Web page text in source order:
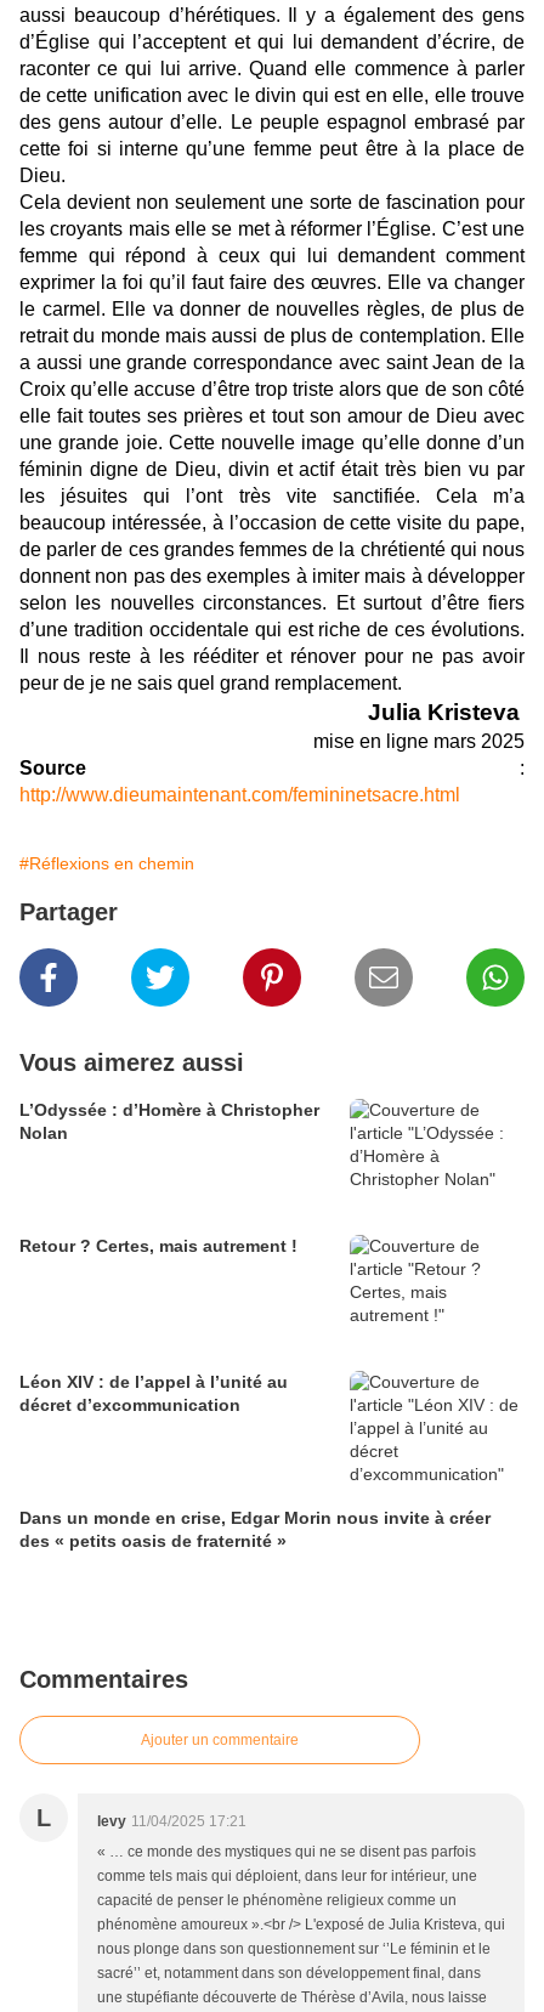
aussi beaucoup d’hérétiques. Il y a également des gens
d’Église qui l’acceptent et qui lui demandent d’écrire, de
raconter ce qui lui arrive. Quand elle commence à parler
de cette unification avec le divin qui est en elle, elle trouve
des gens autour d’elle. Le peuple espagnol embrasé par
cette foi si interne qu’une femme peut être à la place de
Dieu.
Cela devient non seulement une sorte de fascination pour
les croyants mais elle se met à réformer l’Église. C’est une
femme qui répond à ceux qui lui demandent comment
exprimer la foi qu’il faut faire des œuvres. Elle va changer
le carmel. Elle va donner de nouvelles règles, de plus de
retrait du monde mais aussi de plus de contemplation. Elle
a aussi une grande correspondance avec saint Jean de la
Croix qu’elle accuse d’être trop triste alors que de son côté
elle fait toutes ses prières et tout son amour de Dieu avec
une grande joie. Cette nouvelle image qu’elle donne d’un
féminin digne de Dieu, divin et actif était très bien vu par
les jésuites qui l’ont très vite sanctifiée. Cela m’a
beaucoup intéressée, à l’occasion de cette visite du pape,
de parler de ces grandes femmes de la chrétienté qui nous
donnent non pas des exemples à imiter mais à développer
selon les nouvelles circonstances. Et surtout d’être fiers
d’une tradition occidentale qui est riche de ces évolutions.
Il nous reste à les rééditer et rénover pour ne pas avoir
peur de je ne sais quel grand remplacement.
Julia Kristeva
mise en ligne mars 2025
Source :
http://www.dieumaintenant.com/femininetsacre.html
#Réflexions en chemin
Partager
Vous aimerez aussi
L’Odyssée : d’Homère à Christopher
Nolan
Retour ? Certes, mais autrement !
Léon XIV : de l’appel à l’unité au
décret d’excommunication
Dans un monde en crise, Edgar Morin nous invite à créer
des « petits oasis de fraternité »
Commentaires
Ajouter un commentaire
L levy 11/04/2025 17:21
« … ce monde des mystiques qui ne se disent pas parfois
comme tels mais qui déploient, dans leur for intérieur, une
capacité de penser le phénomène religieux comme un
phénomène amoureux ».<br /> L'exposé de Julia Kristeva, qui
nous plonge dans son questionnement sur ‘’Le féminin et le
sacré’’ et, notamment dans son développement final, dans
une stupéfiante découverte de Thérèse d’Avila, nous laisse